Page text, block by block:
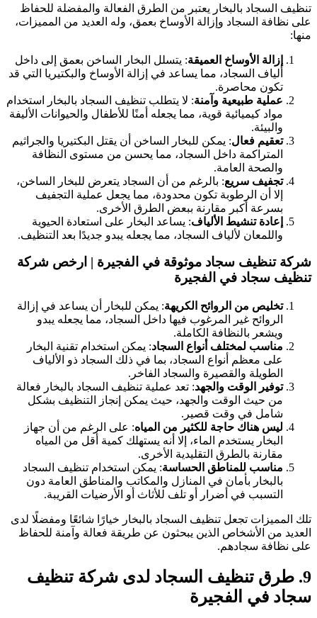
تنظيف السجاد بالبخار يعتبر من الطرق الفعالة والمفضلة للحفاظ
على نظافة السجاد وإزالة الأوساخ بعمق، وله العديد من المميزات،
منها:
إزالة الأوساخ العميقة: يتسلل البخار الساخن بعمق إلى داخل
ألياف السجاد، مما يساعد في إزالة الأوساخ والبكتيريا التي قد
تكون محاصرة.
عملية طبيعية وآمنة: لا يتطلب تنظيف السجاد بالبخار استخدام
مواد كيميائية قوية، مما يجعله أمنًا للأطفال والحيوانات الأليفة
والبيئة.
تعقيم فعال: يمكن للبخار الساخن أن يقتل البكتيريا والجراثيم
المتراكمة داخل السجاد، مما يحسن من مستوى النظافة
والصحة العامة.
تجفيف سريع: بالرغم من أن السجاد يتعرض للبخار الساخن،
إلا أن الرطوبة تكون محدودة، مما يجعل عملية التجفيف
بسرعة أكبر مقارنة ببعض الطرق الأخرى.
إعادة تنشيط الألياف: يساعد البخار على استعادة الحيوية
واللمعان لألياف السجاد، مما يجعله يبدو جديدًا بعد التنظيف.
شركة تنظيف سجاد موثوقة في الفجيرة | ارخص شركة
تنظيف سجاد في الفجيرة
تخليص من الروائح الكريهة: يمكن للبخار أن يساعد في إزالة
الروائح غير المرغوب فيها داخل السجاد، مما يجعله يبدو
ويشعر بالنظافة الكاملة.
مناسب لمختلف أنواع السجاد: يمكن استخدام تقنية البخار
على معظم أنواع السجاد، بما في ذلك السجاد ذو الألياف
الطويلة والقصيرة والسجاد الفاخر.
توفير الوقت والجهد: تعد عملية تنظيف السجاد بالبخار فعالة
من حيث الوقت والجهد، حيث يمكن إنجاز التنظيف بشكل
شامل في وقت قصير.
ليس هناك حاجة للكثير من المياه: على الرغم من أن جهاز
البخار يستخدم الماء، إلا أنه يستهلك كمية أقل من المياه
مقارنة بالطرق التقليدية الأخرى.
مناسب للمناطق الحساسة: يمكن استخدام تنظيف السجاد
بالبخار بأمان في المنازل والمكاتب والمناطق العامة دون
التسبب في أضرار أو تلف للأثاث أو الأرضيات القريبة.
تلك المميزات تجعل تنظيف السجاد بالبخار خيارًا شائعًا ومفضلًا لدى
العديد من الأشخاص الذين يبحثون عن طريقة فعالة وآمنة للحفاظ
على نظافة سجادهم.
9. طرق تنظيف السجاد لدى شركة تنظيف
سجاد في الفجيرة